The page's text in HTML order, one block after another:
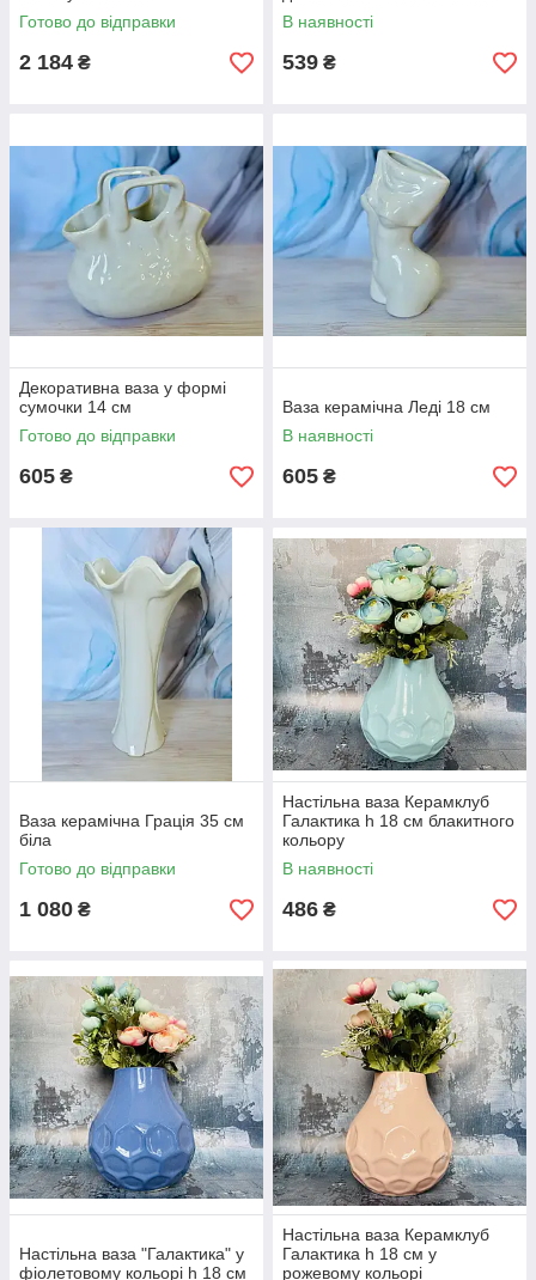
Готово до відправки
2 184 ₴
В наявності
539 ₴
Декоративна ваза у формі
сумочки 14 см
Готово до відправки
605 ₴
Ваза керамічна Леді 18 см
В наявності
605 ₴
Ваза керамічна Грація 35 см
біла
Готово до відправки
1 080 ₴
Настільна ваза Керамклуб
Галактика h 18 см блакитного
кольору
В наявності
486 ₴
Настільна ваза "Галактика" у
фіолетовому кольорі h 18 см
Настільна ваза Керамклуб
Галактика h 18 см у
рожевому кольорі